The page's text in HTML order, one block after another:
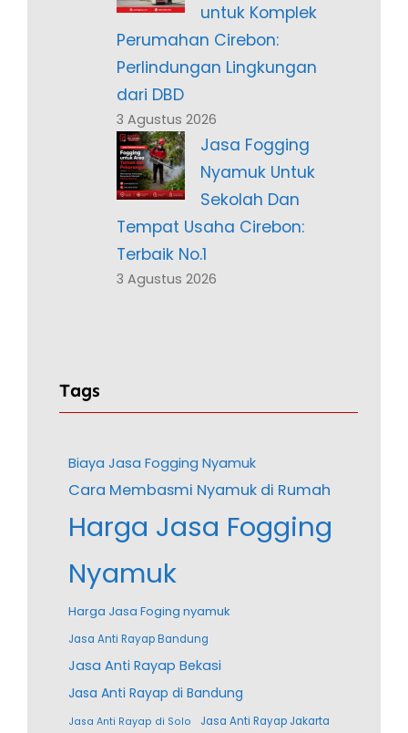
untuk Komplek
Perumahan Cirebon:
Perlindungan Lingkungan
dari DBD
3 Agustus 2026
Jasa Fogging
Nyamuk Untuk
Sekolah Dan
Tempat Usaha Cirebon:
Terbaik No.1
3 Agustus 2026
Tags
Biaya Jasa Fogging Nyamuk
Cara Membasmi Nyamuk di Rumah
Harga Jasa Fogging
Nyamuk
Harga Jasa Foging nyamuk
Jasa Anti Rayap Bandung
Jasa Anti Rayap Bekasi
Jasa Anti Rayap di Bandung
Jasa Anti Rayap di Solo Jasa Anti Rayap Jakarta